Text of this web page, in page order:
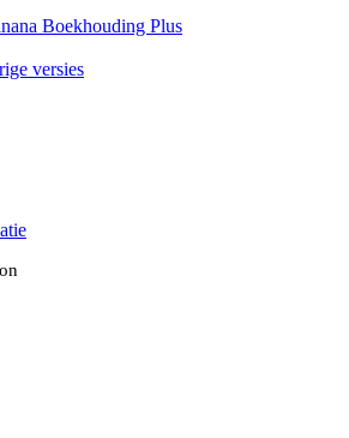
Boekhouding Plus
versies